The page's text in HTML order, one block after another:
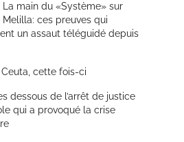
La main du «Système» sur
ces preuves qui
un assaut téléguidé depuis
Ceuta, cette fois-ci
dessous de l’arrêt de justice
qui a provoqué la crise